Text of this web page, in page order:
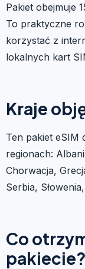
Pakiet obejmuje
To praktyczne
korzystać z
lokalnych kart
Kraje
Ten pakiet eSIM
regionach:
Chorwacja,
Serbia,
Co
pakiecie?